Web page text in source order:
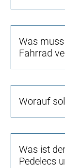
Was
Fahrrad
Worauf
Was ist
Pedelecs